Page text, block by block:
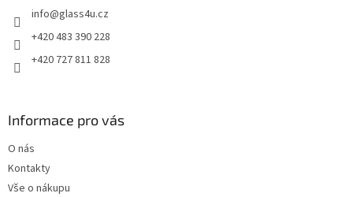
info@glass4u.cz
+420 483 390 228
+420 727 811 828
Informace pro vás
O nás
Kontakty
Vše o nákupu